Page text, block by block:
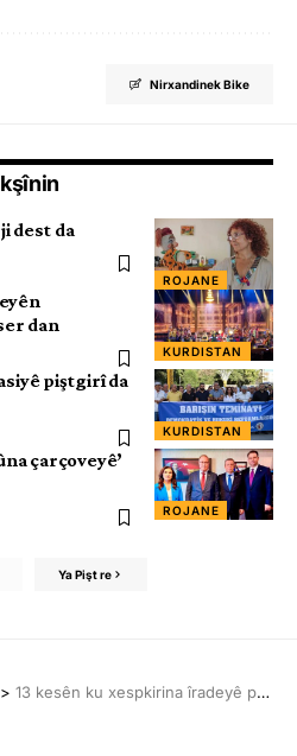
Nirxandinek Bike
ROJANE
dest da
KURDISTAN
dan
KURDISTAN
piştgirî da
ROJANE
çarçoveyê’
Ya Pişt re
> 13 kesên ku xespkirina îradeyê protestokirin hatin girtin